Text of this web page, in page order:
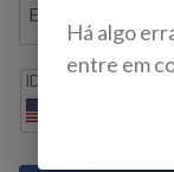
E-mail
IDD
Há algo
entre em